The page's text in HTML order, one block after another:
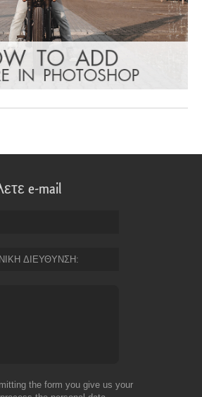
e-mail
ΔΙΕΥΘΥΝΣΗ
the form you give us your